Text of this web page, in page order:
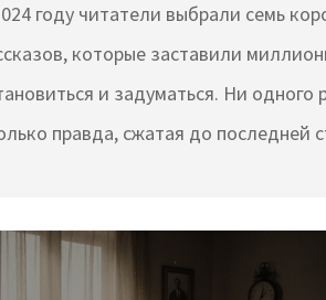
году читатели выбрали семь
которые заставили
и задуматься. Ни одного
правда, сжатая до последней